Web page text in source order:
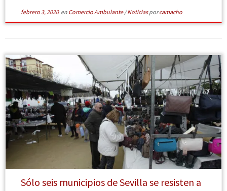
febrero 3, 2020en Comercio Ambulante/Noticiasporcamacho
[Leer más]
Sólo seis municipios de Sevilla se resisten a